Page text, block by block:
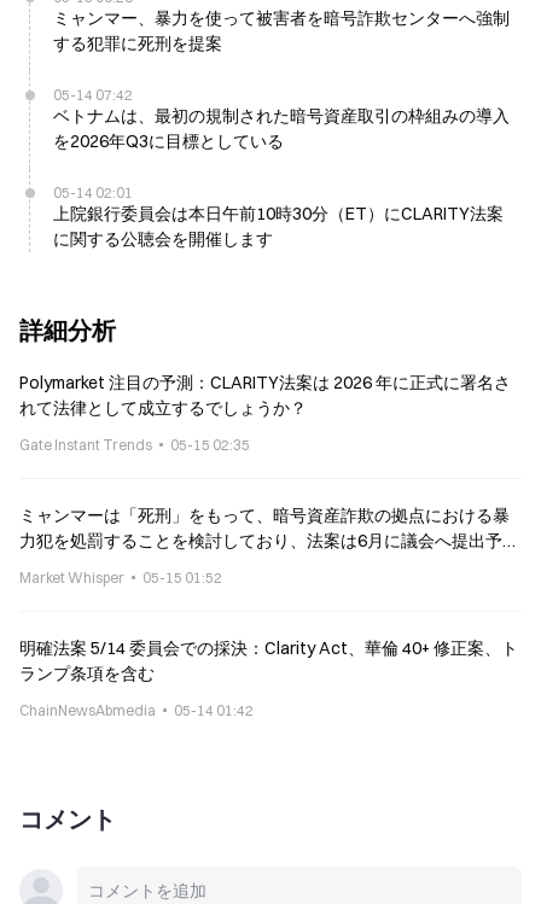
ミャンマー、暴力を使って被害者を暗号詐欺センターへ強制
する犯罪に死刑を提案
05-14 07:42
ベトナムは、最初の規制された暗号資産取引の枠組みの導入
を2026年Q3に目標としている
05-14 02:01
上院銀行委員会は本日午前10時30分（ET）にCLARITY法案
に関する公聴会を開催します
詳細分析
Polymarket 注目の予測：CLARITY法案は 2026 年に正式に署名さ
れて法律として成立するでしょうか？
Gate Instant Trends 05-15 02:35
ミャンマーは「死刑」をもって、暗号資産詐欺の拠点における暴
力犯を処罰することを検討しており、法案は6月に議会へ提出予定
Market Whisper 05-15 01:52
明確法案 5/14 委員会での採決：Clarity Act、華倫 40+ 修正案、ト
ランプ条項を含む
ChainNewsAbmedia 05-14 01:42
コメント